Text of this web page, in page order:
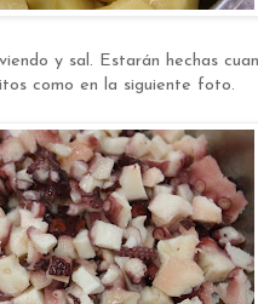
y sal. Estarán hechas
como en la siguiente foto.